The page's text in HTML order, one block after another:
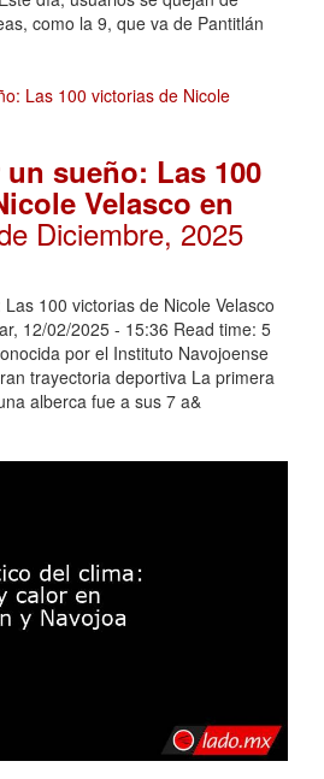
como la 9, que va de Pantitlán
sueño: Las 100
Velasco en
Diciembre, 2025
100 victorias de Nicole Velasco
12/02/2025 - 15:36 Read time: 5
por el Instituto Navojoense
trayectoria deportiva La primera
alberca fue a sus 7 a&